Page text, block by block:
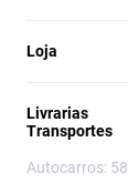
Loja
Livrarias
Transportes
Autocarros: 58